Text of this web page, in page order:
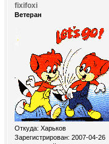
fixifoxi
Ветеран
Откуда: Xарьков
Зарегистрирован: 2007-04-26